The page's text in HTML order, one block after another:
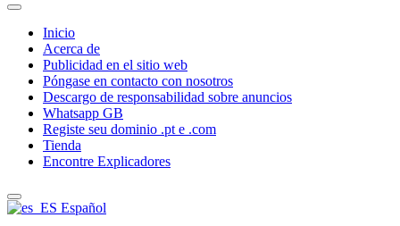
Inicio
Acerca de
Publicidad en el sitio web
Póngase en contacto con nosotros
Descargo de responsabilidad sobre anuncios
Whatsapp GB
Registe seu dominio .pt e .com
Tienda
Encontre Explicadores
Español